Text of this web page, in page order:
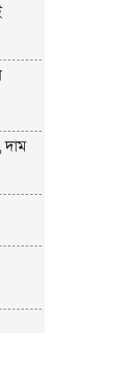
দাম